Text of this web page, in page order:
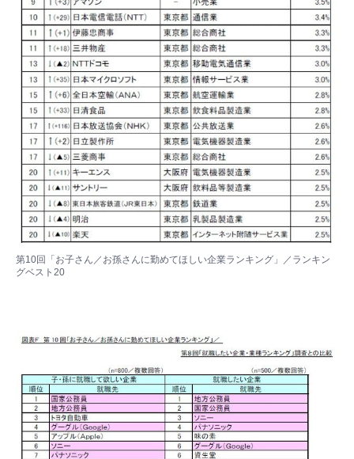
第10回「お子さん／お孫さんに勤めてほしい企業ランキング」／ランキン
グベスト20